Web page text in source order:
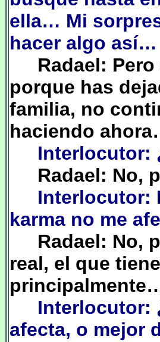
ella… Mi
hacer algo así…
Radael:
porque has
familia, no
haciendo
Interlocutor:
Radael: No,
Interlocutor:
karma no me
Radael: No,
real, el que
Interlocutor:
afecta, o mejor